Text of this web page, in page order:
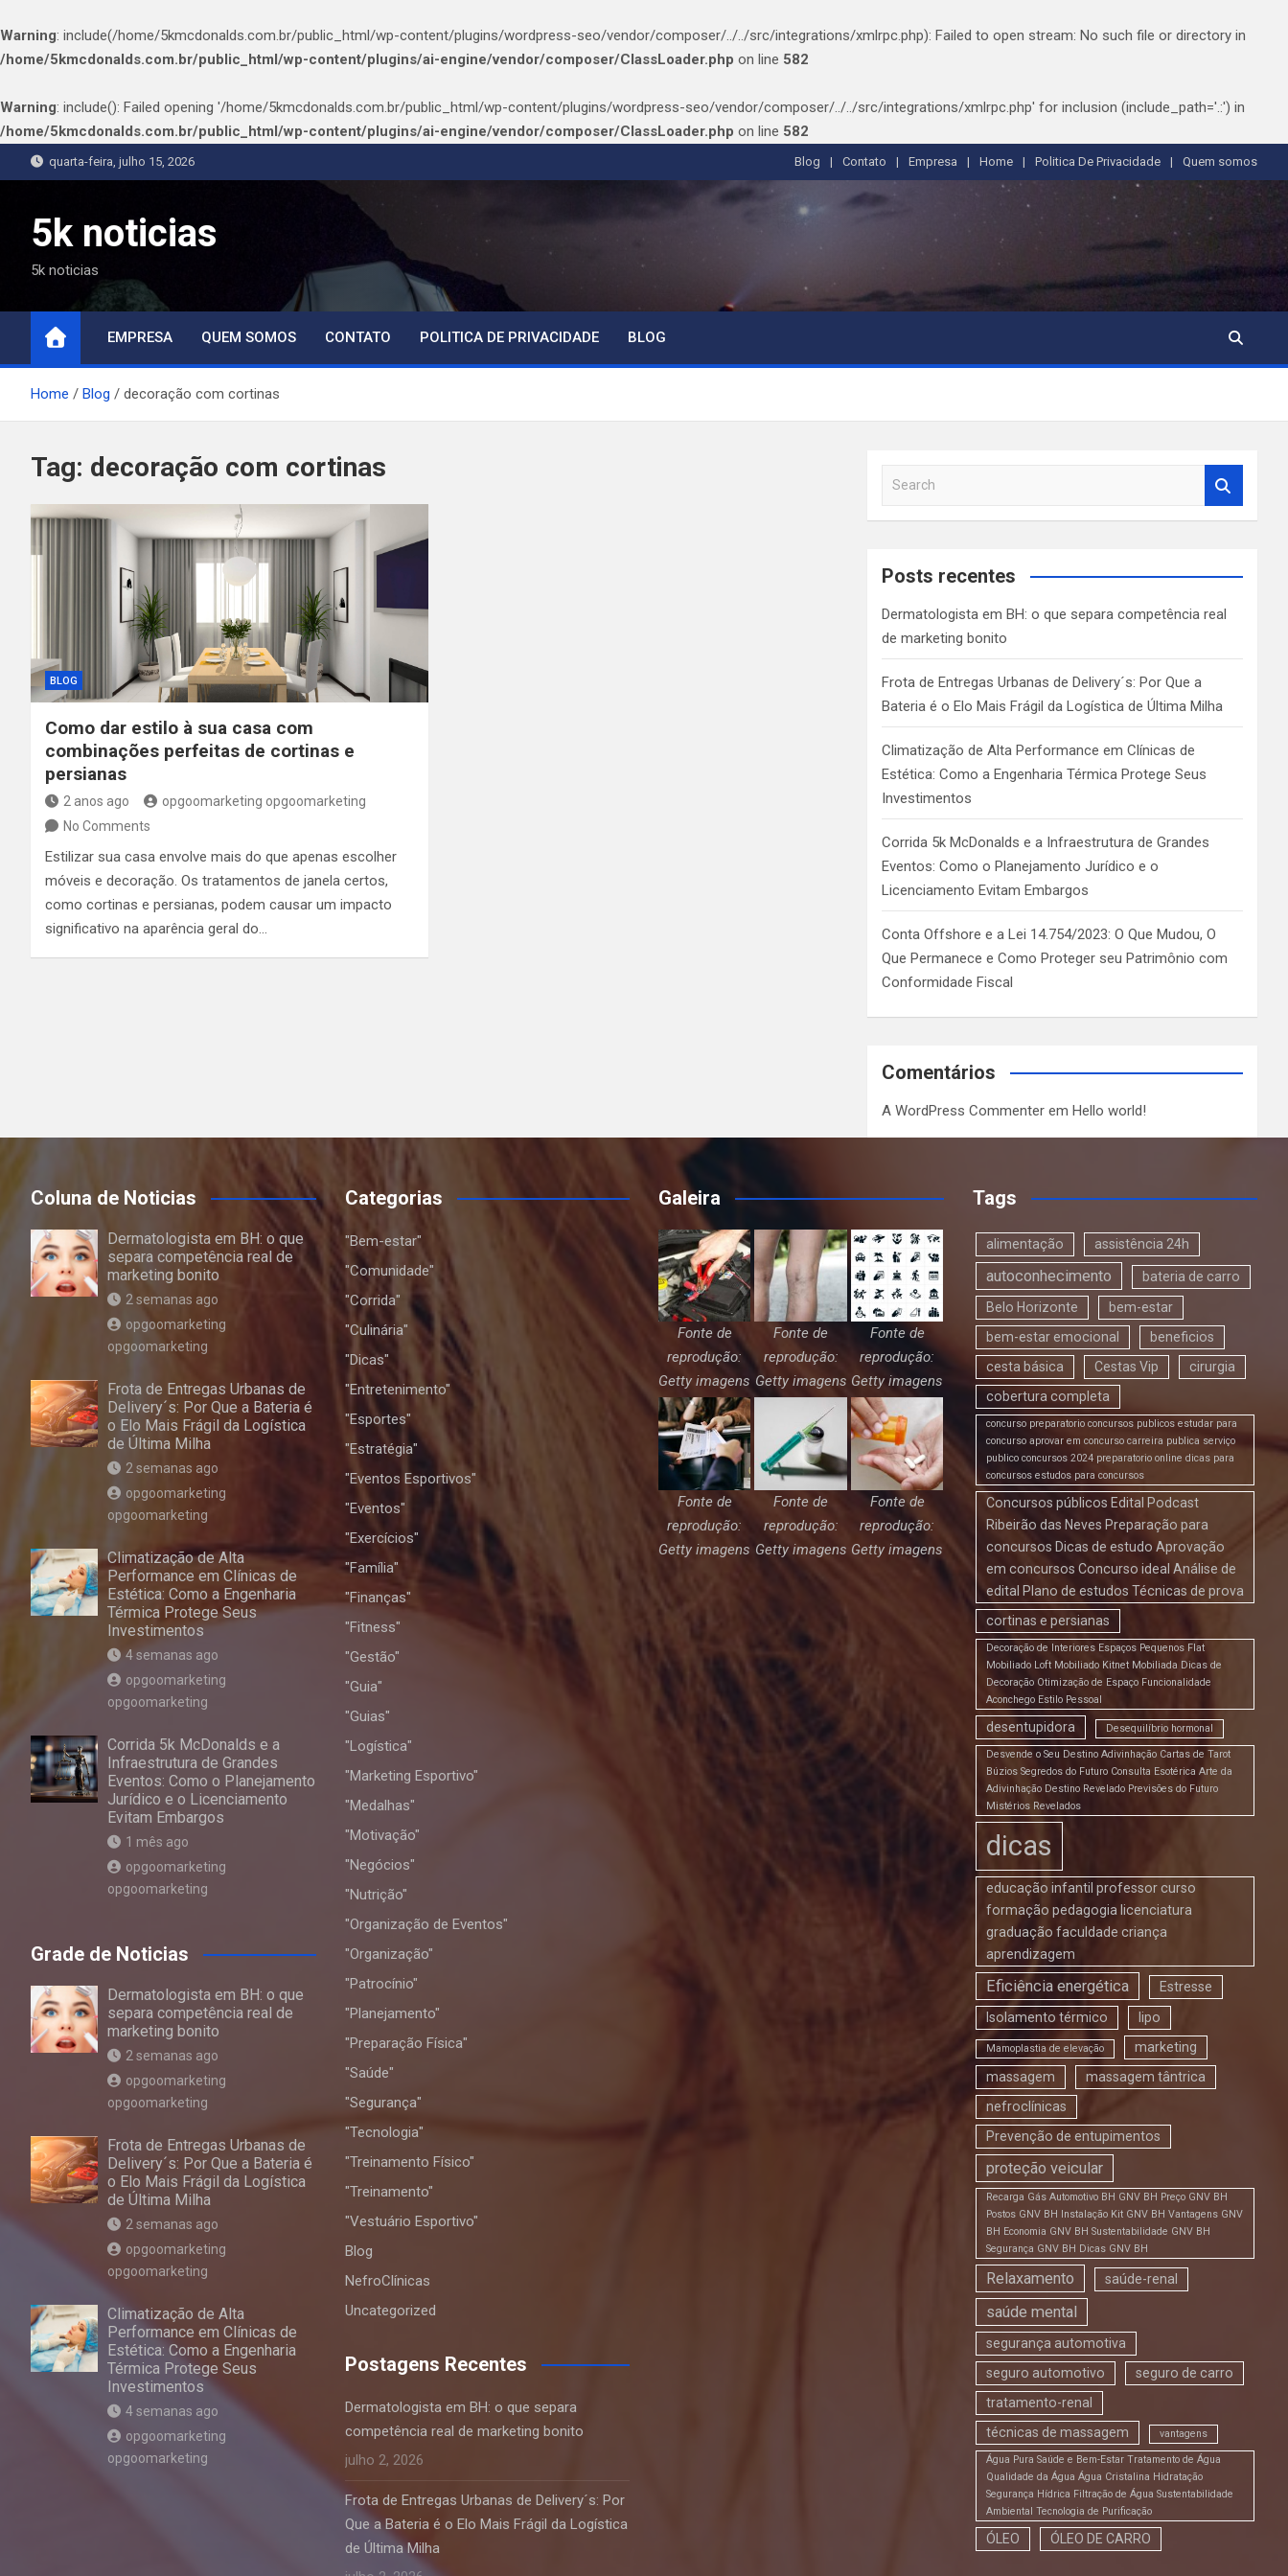
Warning: include(/home/5kmcdonalds.com.br/public_html/wp-content/plugins/wordpress-seo/vendor/composer/../../src/integrations/xmlrpc.php): Failed to open stream: No such file or directory in
/home/5kmcdonalds.com.br/public_html/wp-content/plugins/ai-engine/vendor/composer/ClassLoader.php on line 582
Warning: include(): Failed opening '/home/5kmcdonalds.com.br/public_html/wp-content/plugins/wordpress-seo/vendor/composer/../../src/integrations/xmlrpc.php' for inclusion (include_path='.:') in
/home/5kmcdonalds.com.br/public_html/wp-content/plugins/ai-engine/vendor/composer/ClassLoader.php on line 582
to
quarta-feira, julho 15, 2026 Blog Contato Empresa Home Politica De Privacidade Quem somos
5k noticias
5k noticias
EMPRESA QUEM SOMOS CONTATO POLITICA DE PRIVACIDADE BLOG
Home Blog decoração com cortinas
Tag: decoração com cortinas
BLOG
Como dar estilo à sua casa com
combinações perfeitas de cortinas e
persianas
2 anos ago
opgoomarketing opgoomarketing
No Comments
Estilizar sua casa envolve mais do que apenas escolher
móveis e decoração. Os tratamentos de janela certos,
como cortinas e persianas, podem causar um impacto
significativo na aparência geral do…
a
c
Posts recentes
Dermatologista em BH: o que separa competência real
de marketing bonito
Frota de Entregas Urbanas de Delivery´s: Por Que a
Bateria é o Elo Mais Frágil da Logística de Última Milha
Climatização de Alta Performance em Clínicas de
Estética: Como a Engenharia Térmica Protege Seus
Investimentos
Corrida 5k McDonalds e a Infraestrutura de Grandes
Eventos: Como o Planejamento Jurídico e o
Licenciamento Evitam Embargos
Conta Offshore e a Lei 14.754/2023: O Que Mudou, O
Que Permanece e Como Proteger seu Patrimônio com
Conformidade Fiscal
Comentários
A WordPress Commenter emHello world!
Coluna de Noticias
Dermatologista em BH: o que
separa competência real de
marketing bonito
2 semanas ago
opgoomarketing
opgoomarketing
Frota de Entregas Urbanas de
Delivery´s: Por Que a Bateria é
o Elo Mais Frágil da Logística
de Última Milha
2 semanas ago
opgoomarketing
opgoomarketing
Climatização de Alta
Performance em Clínicas de
Estética: Como a Engenharia
Térmica Protege Seus
Investimentos
4 semanas ago
opgoomarketing
opgoomarketing
Corrida 5k McDonalds e a
Infraestrutura de Grandes
Eventos: Como o Planejamento
Jurídico e o Licenciamento
Evitam Embargos
1 mês ago
opgoomarketing
opgoomarketing
Grade de Noticias
Dermatologista em BH: o que
separa competência real de
marketing bonito
2 semanas ago
opgoomarketing
opgoomarketing
Frota de Entregas Urbanas de
Delivery´s: Por Que a Bateria é
o Elo Mais Frágil da Logística
de Última Milha
2 semanas ago
opgoomarketing
opgoomarketing
Climatização de Alta
Performance em Clínicas de
Estética: Como a Engenharia
Térmica Protege Seus
Investimentos
4 semanas ago
opgoomarketing
opgoomarketing
Categorias
"Bem-estar"
"Comunidade"
"Corrida"
"Culinária"
"Dicas"
"Entretenimento"
"Esportes"
"Estratégia"
"Eventos Esportivos"
"Eventos"
"Exercícios"
"Família"
"Finanças"
"Fitness"
"Gestão"
"Guia"
"Guias"
"Logística"
"Marketing Esportivo"
"Medalhas"
"Motivação"
"Negócios"
"Nutrição"
"Organização de Eventos"
"Organização"
"Patrocínio"
"Planejamento"
"Preparação Física"
"Saúde"
"Segurança"
"Tecnologia"
"Treinamento Físico"
"Treinamento"
"Vestuário Esportivo"
Blog
NefroClínicas
Uncategorized
Postagens Recentes
Dermatologista em BH: o que separa
competência real de marketing bonito
julho 2, 2026
Frota de Entregas Urbanas de Delivery´s: Por
Que a Bateria é o Elo Mais Frágil da Logística
de Última Milha
Galeira
Fonte de
reprodução:
Getty imagens
Fonte de
reprodução:
Getty imagens
Fonte de
reprodução:
Getty imagens
Fonte de
reprodução:
Getty imagens
Fonte de
reprodução:
Getty imagens
Fonte de
reprodução:
Getty imagens
Tags
alimentação assistência 24h
autoconhecimento
bateria de carro
Belo Horizonte
bem-estar
bem-estar emocional
beneficios
cesta básica
Cestas Vip
cirurgia
cobertura completa
concurso preparatorio concursos publicos estudar para
concurso aprovar em concurso carreira publica serviço
publico concursos 2024 preparatorio online dicas para
concursos estudos para concursos
Concursos públicos Edital Podcast
Ribeirão das Neves Preparação para
concursos Dicas de estudo Aprovação
em concursos Concurso ideal Análise de
edital Plano de estudos Técnicas de prova
cortinas e persianas
Decoração de Interiores Espaços Pequenos Flat
Mobiliado Loft Mobiliado Kitnet Mobiliada Dicas de
Decoração Otimização de Espaço Funcionalidade
Aconchego Estilo Pessoal
desentupidora Desequilíbrio hormonal
Desvende o Seu Destino Adivinhação Cartas de Tarot
Búzios Segredos do Futuro Consulta Esotérica Arte da
Adivinhação Destino Revelado Previsões do Futuro
Mistérios Revelados
dicas
educação infantil professor curso
formação pedagogia licenciatura
graduação faculdade criança
aprendizagem
Eficiência energética
Estresse
Isolamento térmico
lipo
Mamoplastia de elevação
marketing
massagem
massagem tântrica
nefroclínicas
Prevenção de entupimentos
proteção veicular
Recarga Gás Automotivo BH GNV BH Preço GNV BH
Postos GNV BH Instalação Kit GNV BH Vantagens GNV
BH Economia GNV BH Sustentabilidade GNV BH
Segurança GNV BH Dicas GNV BH
Relaxamento saúde-renal
saúde mental
segurança automotiva
seguro automotivo
seguro de carro
tratamento-renal
técnicas de massagem
vantagens
Água Pura Saúde e Bem-Estar Tratamento de Água
Qualidade da Água Água Cristalina Hidratação
Segurança Hídrica Filtração de Água Sustentabilidade
Ambiental Tecnologia de Purificação
ÓLEO ÓLEO DE CARRO